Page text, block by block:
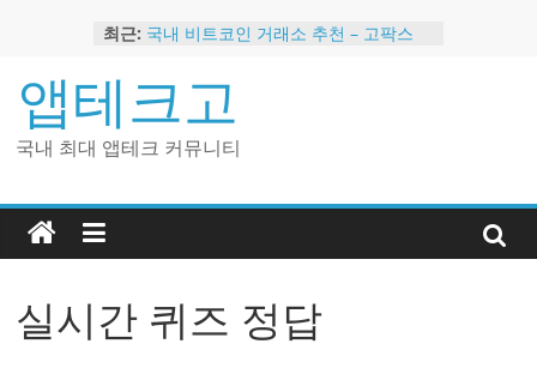
content
최근: 국내 비트코인 거래소 추천 – 고팍스
트
2024 강력히 추천하는 은행 멤버십 현
금 앱테크
해외 코인 거래소 추천 순위 BEST 2
앱테크고
국내 최대 앱테크 커뮤니티
실시간 퀴즈 정답